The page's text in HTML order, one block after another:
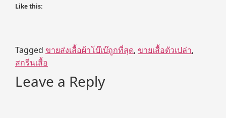
Like this:
Tagged ขายส่งเสื้อผ้าโบ๊เบ๊ถูกที่สุด, ขายเสื้อตัวเปล่า,
สกรีนเสื้อ
Leave a Reply